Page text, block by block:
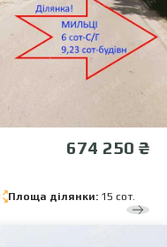
674 250 ₴
Площа ділянки: 15 сот.